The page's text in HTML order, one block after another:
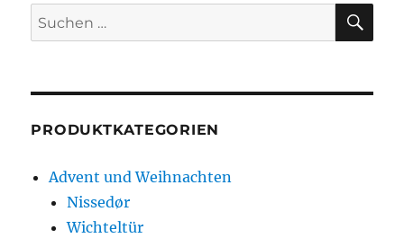
Suche
nach:
PRODUKTKATEGORIEN
Advent und Weihnachten
Nissedør
Wichteltür